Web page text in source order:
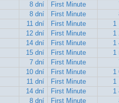
8 dní First Minute
8 dní First Minute
11 dní First Minute
1
12 dní First Minute
1
14 dní First Minute
1
15 dní First Minute
1
7 dní First Minute
10 dní First Minute
1
11 dní First Minute
1
14 dní First Minute
1
8 dní First Minute